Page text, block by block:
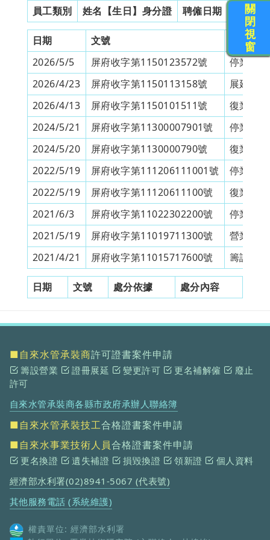
員工類別 姓名【生日】身分證 聘僱日期 工作證
日期 文號
申請類別
2026/5/5
屏府收字第1150123572號
停業申請
2026/4/23
屏府收字第1150113158號
展延營
2026/4/13
屏府收字第1150101511號
復業申請
2024/5/21
屏府收字第11300007901號
停業申請
2024/5/20
屏府收字第1130000790號
復業申請
2022/5/19
屏府收字第111206111001號
停業申請
2022/5/19
屏府收字第11120611100號
復業申請
2021/6/3
屏府收字第11022302200號
停業申請
2021/5/19
屏府收字第11019711300號
營業許可
2021/4/21
屏府收字第11015717600號 籌設許可
日期 文號 處分依據 處分內容
關
閉
視
窗
■自來水管承裝商許可證書案件申請
籌設營業 證冊展延 變更許可 更名補解僱
廢止
許可
自來水管承裝商各縣市政府承辦人聯絡簿
■自來水管承裝技工合格證書案件申請
■自來水事業技術人員合格證書案件申請
更名換證 遺失補證 損毀換證 領新證
個人資料
經濟部水利署(02)8941-5067 (代表號)
其他服務電話 (系統維護)
權責單位: 經濟部水利署